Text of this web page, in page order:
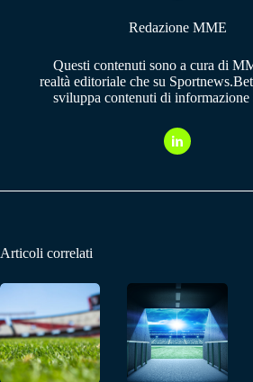
Redazione MME
Questi contenuti sono a cura di
realtà editoriale che su
sviluppa contenuti di informazione
Articoli correlati